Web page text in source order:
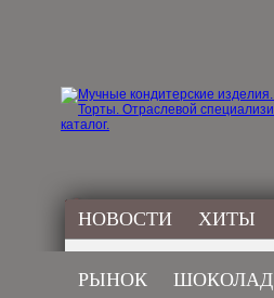
НОВОСТИ ХИТЫ
РЫНОК ШОКОЛАД